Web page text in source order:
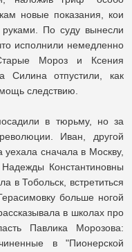
новые показания, кои
По суду вынесли
исполнили немедленно
Мороз и Ксения
Силина отпустили, как
следствию.
в тюрьму, но за
Иван, другой
сначала в Москву,
Константиновны
в Тобольск, встретиться
больше ногой
в школах про
Павлика Морозова:
в "Пионерской